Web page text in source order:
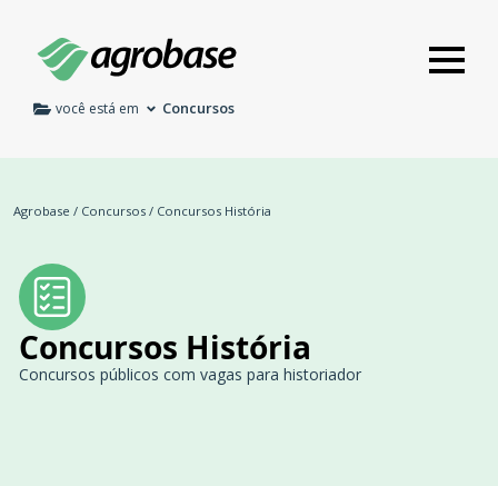
você está em Concursos
Agrobase / Concursos / Concursos História
Concursos História
Concursos públicos com vagas para historiador